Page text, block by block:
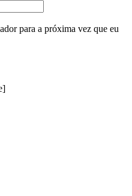
para a próxima vez que eu